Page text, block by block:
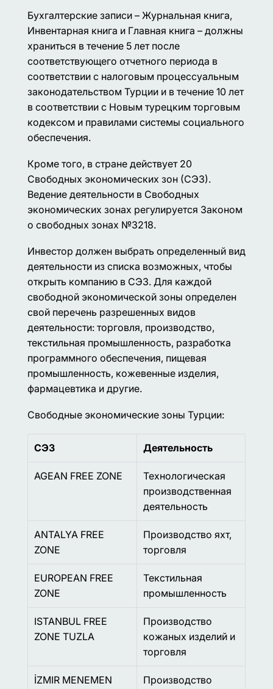
Бухгалтерские записи – Журнальная книга,
Инвентарная книга и Главная книга – должны
храниться в течение 5 лет после
соответствующего отчетного периода в
соответствии с налоговым процессуальным
законодательством Турции и в течение 10 лет
в соответствии с Новым турецким торговым
кодексом и правилами системы социального
обеспечения.
Кроме того, в стране действует 20
Свободных экономических зон (СЭЗ).
Ведение деятельности в Свободных
экономических зонах регулируется Законом
о свободных зонах №3218.
Инвестор должен выбрать определенный вид
деятельности из списка возможных, чтобы
открыть компанию в СЭЗ. Для каждой
свободной экономической зоны определен
свой перечень разрешенных видов
деятельности: торговля, производство,
текстильная промышленность, разработка
программного обеспечения, пищевая
промышленность, кожевенные изделия,
фармацевтика и другие.
Свободные экономические зоны Турции:
СЭЗ Деятельность
AGEAN FREE ZONE
Технологическая
производственная
деятельность
ANTALYA FREE
ZONE
Производство яхт,
торговля
EUROPEAN FREE
ZONE
Текстильная
промышленность
ISTANBUL FREE
ZONE TUZLA
Производство
кожаных изделий и
торговля
İZMIR MENEMEN
Производство